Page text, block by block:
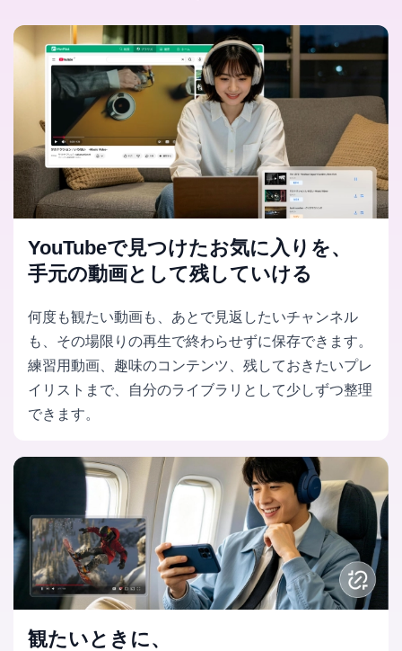
YouTubeで見つけたお気に入りを、
手元の動画として残していける
何度も観たい動画も、あとで見返したいチャンネル
も、その場限りの再生で終わらせずに保存できます。
練習用動画、趣味のコンテンツ、残しておきたいプレ
イリストまで、自分のライブラリとして少しずつ整理
できます。
観たいときに、